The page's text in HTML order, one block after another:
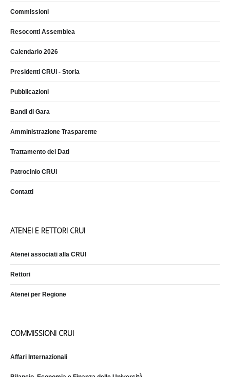
Commissioni
Resoconti Assemblea
Calendario 2026
Presidenti CRUI - Storia
Pubblicazioni
Bandi di Gara
Amministrazione Trasparente
Trattamento dei Dati
Patrocinio CRUI
Contatti
ATENEI E RETTORI CRUI
Atenei associati alla CRUI
Rettori
Atenei per Regione
COMMISSIONI CRUI
Affari Internazionali